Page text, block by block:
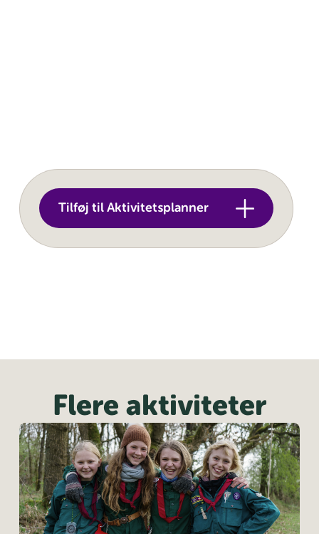
Tilføj til Aktivitetsplanner
Flere aktiviteter